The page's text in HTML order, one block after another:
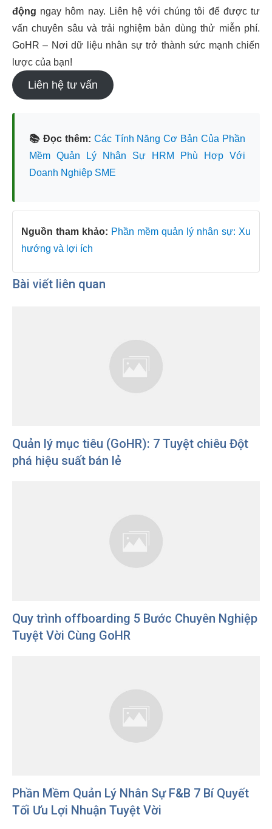
động ngay hôm nay. Liên hệ với chúng tôi để được tư
vấn chuyên sâu và trải nghiệm bản dùng thử miễn phí.
GoHR – Nơi dữ liệu nhân sự trở thành sức mạnh chiến
lược của bạn!
Liên hệ tư vấn
📚 Đọc thêm: Các Tính Năng Cơ Bản Của Phần
Mềm Quản Lý Nhân Sự HRM Phù Hợp Với
Doanh Nghiệp SME
Nguồn tham khảo: Phần mềm quản lý nhân sự: Xu
hướng và lợi ích
Bài viết liên quan
Quản lý mục tiêu (GoHR): 7 Tuyệt chiêu Đột
phá hiệu suất bán lẻ
Quy trình offboarding 5 Bước Chuyên Nghiệp
Tuyệt Vời Cùng GoHR
Phần Mềm Quản Lý Nhân Sự F&B 7 Bí Quyết
Tối Ưu Lợi Nhuận Tuyệt Vời